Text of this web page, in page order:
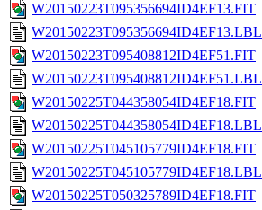
W20150223T095356694ID4EF13.FIT
W20150223T095356694ID4EF13.LBL
W20150223T095408812ID4EF51.FIT
W20150223T095408812ID4EF51.LBL
W20150225T044358054ID4EF18.FIT
W20150225T044358054ID4EF18.LBL
W20150225T045105779ID4EF18.FIT
W20150225T045105779ID4EF18.LBL
W20150225T050325789ID4EF18.FIT